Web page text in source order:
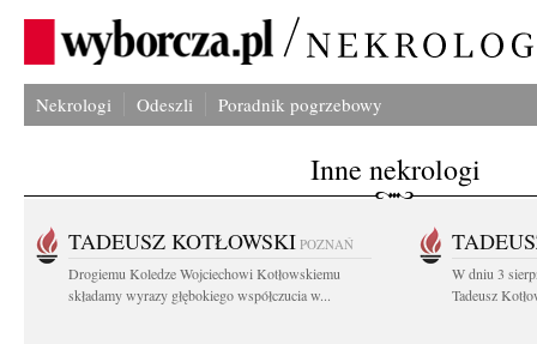
Nekrologi Odeszli Poradnik pogrzebowy
Inne nekrologi
TADEUSZ KOTŁOWSKI POZNAŃ
Drogiemu Koledze Wojciechowi Kotłowskiemu
składamy wyrazy głębokiego współczucia w...
W dniu 3
Tadeusz